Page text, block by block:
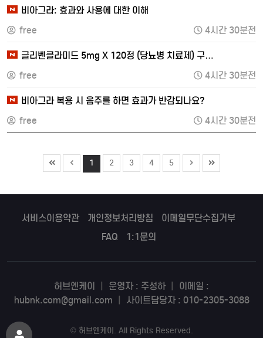
비아그라: 효과와 사용에 대한 이해
free
4시간 30분전
글리벤클라미드 5mg X 120정 (당뇨병 치료제) 구…
free
4시간 30분전
비아그라 복용 시 음주를 하면 효과가 반감되나요?
free
4시간 30분전
1 2 3 4 5
서비스이용약관 개인정보처리방침
이메일무단수집거부
FAQ
1:1문의
허브엔케이 운영자 : 주성하
이메일 :
hubnk.com@gmail.com
사이트담당자 : 010-2305-3088
© 허브엔케이 . All Rights Reserved.